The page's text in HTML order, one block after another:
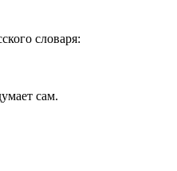
словаря:
сам.